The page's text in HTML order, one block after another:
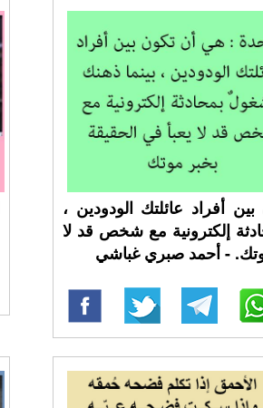
أفراد عائلتك الودودين ،
إلكترونية مع شخص قد لا
- أحمد صبري غباشي